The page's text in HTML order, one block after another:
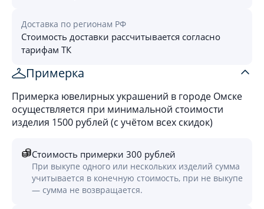
Доставка по регионам РФ
Стоимость доставки рассчитывается согласно
тарифам ТК
Примерка
Примерка ювелирных украшений в городе Омске
осуществляется при минимальной стоимости
изделия 1500 рублей (с учётом всех скидок)
Стоимость примерки 300 рублей
При выкупе одного или нескольких изделий сумма
учитывается в конечную стоимость, при не выкупе
— сумма не возвращается.